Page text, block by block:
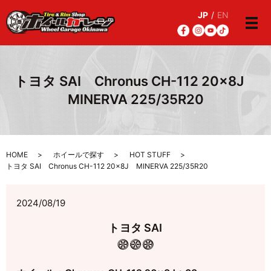
JP / EN
メ
トヨタ SAI Chronus CH-112 20×8J
MINERVA 225/35R20
HOME ホイールで探す
HOT STUFF
トヨタ SAI Chronus CH-112 20×8J MINERVA 225/35R20
2024/08/19
トヨタ SAI